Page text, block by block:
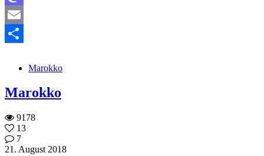
Mastodon
Email
Marokko
Marokko
9178
13
7
21. August 2018